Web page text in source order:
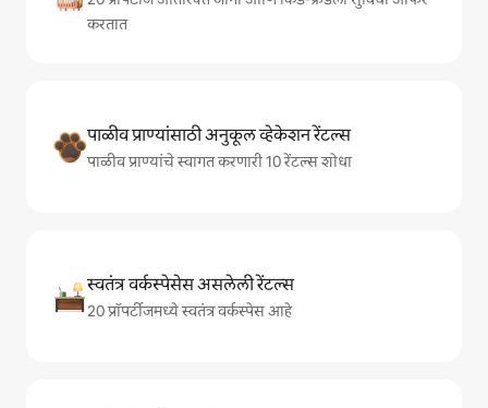
करतात
पाळीव प्राण्यांसाठी अनुकूल व्हेकेशन रेंटल्स
पाळीव प्राण्यांचे स्वागत करणारी 10 रेंटल्स शोधा
स्वतंत्र वर्कस्पेसेस असलेली रेंटल्स
20 प्रॉपर्टीजमध्ये स्वतंत्र वर्कस्पेस आहे